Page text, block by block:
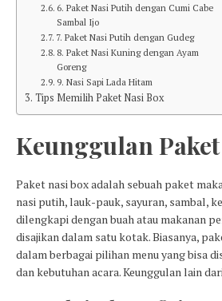
6. Paket Nasi Putih dengan Cumi Cabe
Sambal Ijo
7. Paket Nasi Putih dengan Gudeg
8. Paket Nasi Kuning dengan Ayam
Goreng
9. Nasi Sapi Lada Hitam
Tips Memilih Paket Nasi Box
Keunggulan
Paket nasi box adalah sebuah paket
nasi putih, lauk-pauk, sayuran, sambal,
dilengkapi dengan buah atau makanan
disajikan dalam satu kotak. Biasanya,
dalam berbagai pilihan menu yang bisa
dan kebutuhan acara. Keunggulan lain